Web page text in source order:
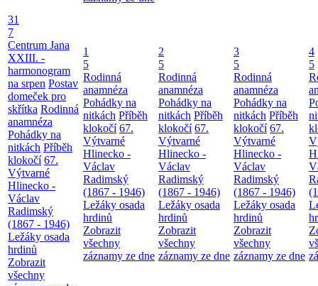
31
7
Centrum Jana
XXIII. -
harmonogram
na srpen Postav
domeček pro
skřítka Rodinná
anamnéza
Pohádky na
nitkách Příběh
klokočí 67.
Výtvarné
Hlinecko -
Václav
Radimský
(1867 - 1946)
Ležáky osada
hrdinů
Zobrazit
všechny
1
5
Rodinná
anamnéza
Pohádky na
nitkách Příběh
klokočí 67.
Výtvarné
Hlinecko -
Václav
Radimský
(1867 - 1946)
Ležáky osada
hrdinů
Zobrazit
všechny
záznamy ze dne
2
5
Rodinná
anamnéza
Pohádky na
nitkách Příběh
klokočí 67.
Výtvarné
Hlinecko -
Václav
Radimský
(1867 - 1946)
Ležáky osada
hrdinů
Zobrazit
všechny
záznamy ze dne
3
5
Rodinná
anamnéza
Pohádky na
nitkách Příběh
klokočí 67.
Výtvarné
Hlinecko -
Václav
Radimský
(1867 - 1946)
Ležáky osada
hrdinů
Zobrazit
všechny
záznamy ze dne
4
5